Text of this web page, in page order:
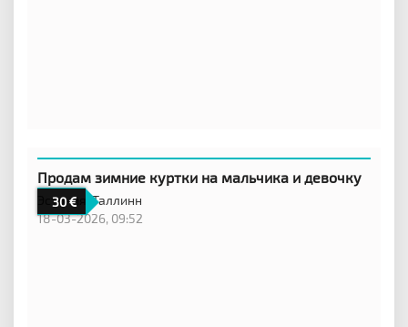
30
Продам зимние куртки на мальчика и девочку
Эстония,Таллинн
18-03-2026, 09:52